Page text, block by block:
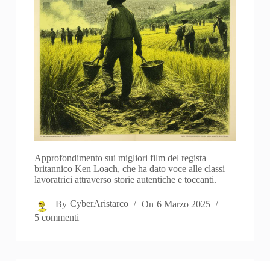
Approfondimento sui migliori film del regista
britannico Ken Loach, che ha dato voce alle classi
lavoratrici attraverso storie autentiche e toccanti.
By CyberAristarco On 6 Marzo 2025
5 commenti